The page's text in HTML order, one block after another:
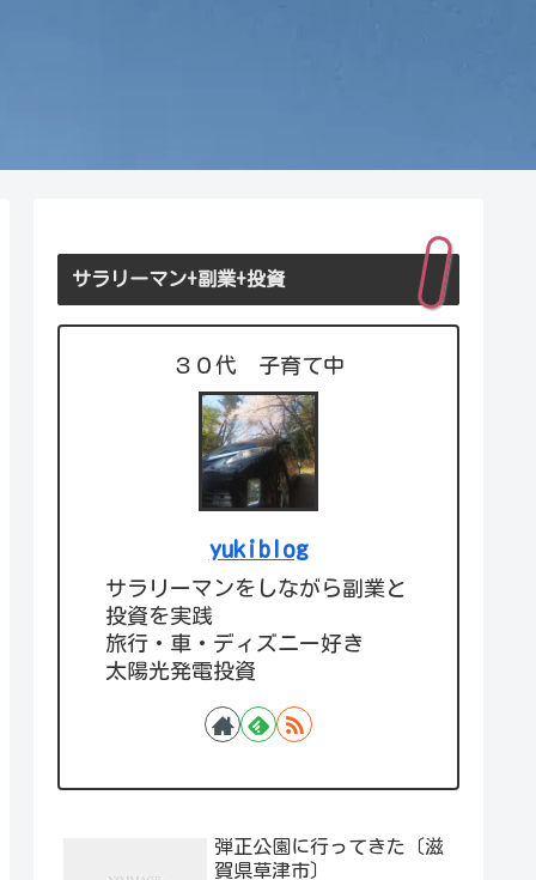
サラリーマン+副業+投資
３０代 子育て中
yukiblog
サラリーマンをしながら副業と
投資を実践
旅行・車・ディズニー好き
太陽光発電投資
弾正公園に行ってきた〔滋
賀県草津市〕